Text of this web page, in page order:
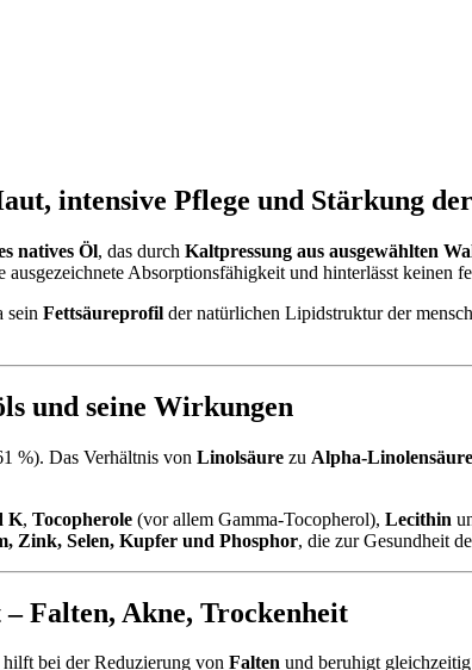
intensive Pflege und Stärkung
natives Öl, das durch Kaltpressung aus ausgewählten
ausgezeichnete Absorptionsfähigkeit und hinterlässt keinen
sein Fettsäureprofil der natürlichen Lipidstruktur der
und seine Wirkungen
%). Das Verhältnis von Linolsäure zu Alpha-Linolensäure
K, Tocopherole (vor allem Gamma-Tocopherol), Lecithin
Zink, Selen, Kupfer und Phosphor, die zur Gesundheit
Falten, Akne, Trockenheit
hilft bei der Reduzierung von Falten und beruhigt gleichzeitig